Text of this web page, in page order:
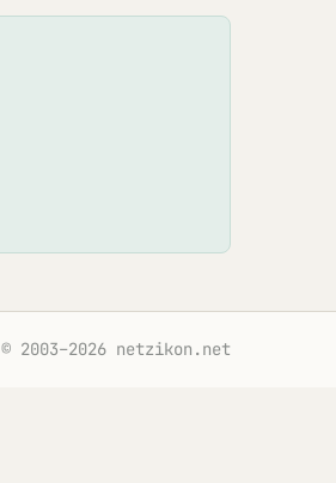
© 2003–2026 netzikon.net